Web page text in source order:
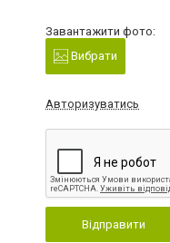
Завантажити фото:
Вибрати
Авторизуватись
Відправити